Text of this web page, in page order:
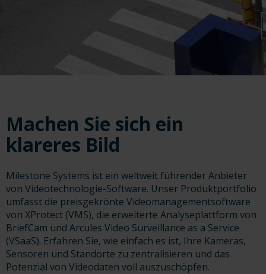
Machen Sie sich ein
klareres Bild
Milestone Systems ist ein weltweit führender Anbieter
von Videotechnologie-Software. Unser Produktportfolio
umfasst die preisgekrönte Videomanagementsoftware
von XProtect (VMS), die erweiterte Analyseplattform von
BriefCam und Arcules Video Surveillance as a Service
(VSaaS). Erfahren Sie, wie einfach es ist, Ihre Kameras,
Sensoren und Standorte zu zentralisieren und das
Potenzial von Videodaten voll auszuschöpfen.